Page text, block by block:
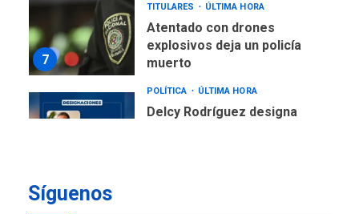
7
TITULARES
ÚLTIMA HORA
Atentado con drones
explosivos deja un policía
muerto
POLÍTICA ÚLTIMA HORA
Delcy Rodríguez designa
Síguenos